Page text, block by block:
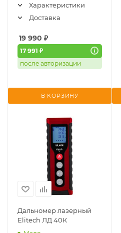
Характеристики
Доставка
19 990 ₽
17 991 ₽
после авторизации
В КОРЗИНУ
Дальномер лазерный
Elitech ЛД 40К